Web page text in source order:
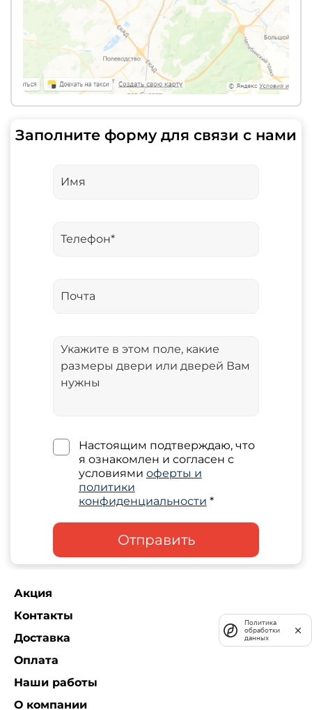
Заполните форму для связи с нами
Настоящим подтверждаю, что
я ознакомлен и согласен с
условиями оферты и
политики
конфиденциальности *
Отправить
Акция
Контакты
Доставка
Оплата
Наши работы
О компании
Политика
обработки
данных